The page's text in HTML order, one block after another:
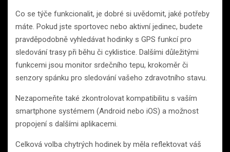
Co se týče funkcionalit, je dobré si uvědomit, jaké potřeby
máte. Pokud jste sportovec nebo aktivní jedinec, budete
pravděpodobně vyhledávat hodinky s GPS funkcí pro
sledování trasy při běhu či cyklistice. Dalšími důležitými
funkcemi jsou monitor srdečního tepu, krokoměr či
senzory spánku pro sledování vašeho zdravotního stavu.
Nezapomeňte také zkontrolovat kompatibilitu s vaším
smartphone systémem (Android nebo iOS) a možnost
propojení s dalšími aplikacemi.
Celková volba chytrých hodinek by měla reflektovat váš